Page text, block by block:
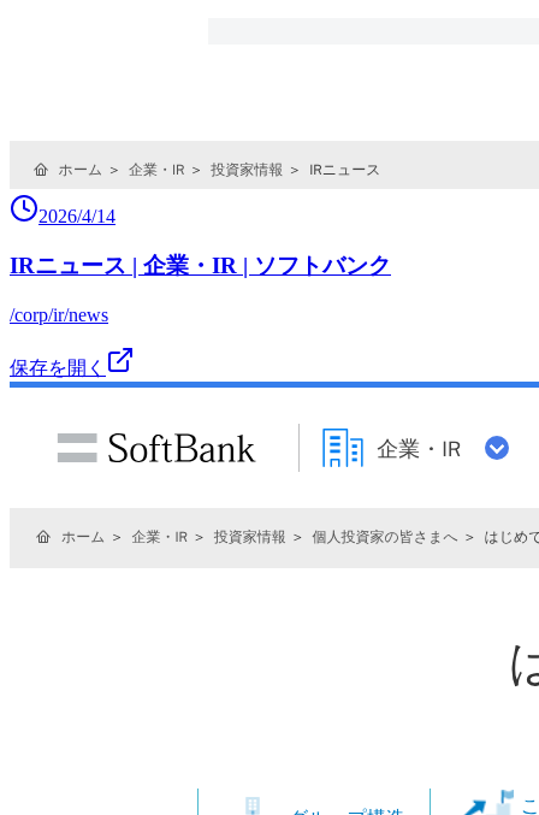
2026/4/14
IRニュース | 企業・IR | ソフトバンク
/corp/ir/news
保存を開く